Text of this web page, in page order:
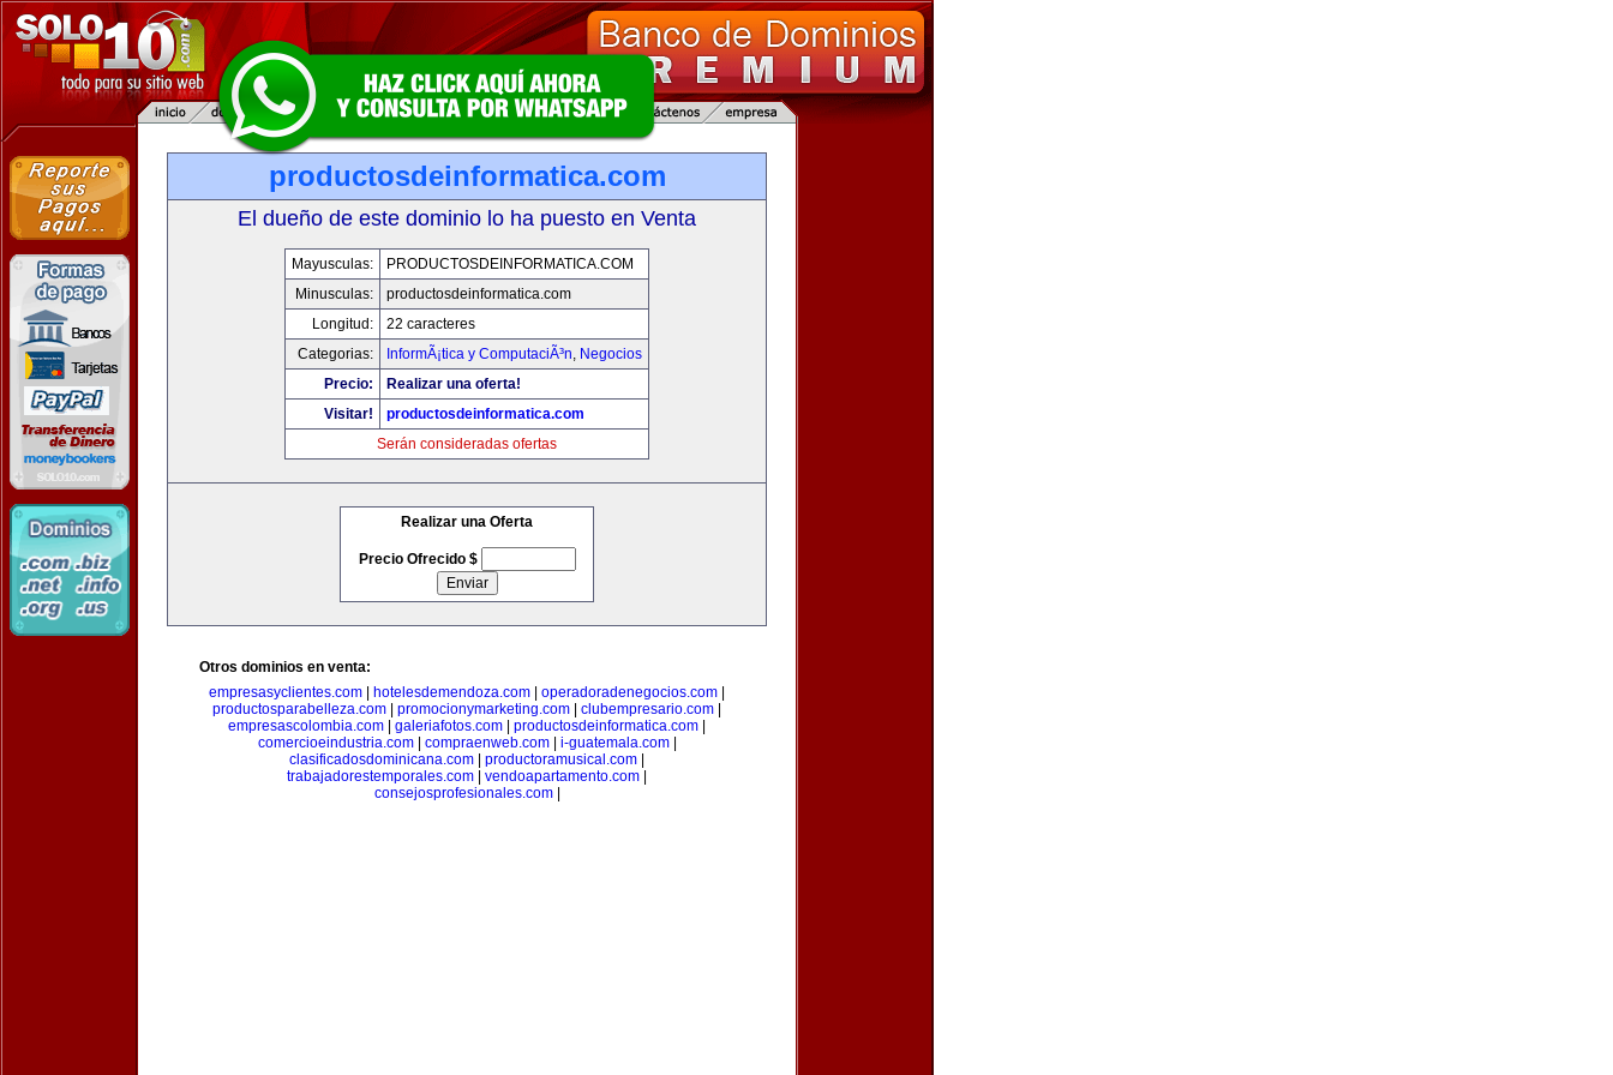
productosdeinformatica.com
El dueño de este dominio lo ha puesto en Venta
Mayusculas:
PRODUCTOSDEINFORMATICA.COM
Minusculas:
productosdeinformatica.com
Longitud:
22 caracteres
Categorias:
InformÃ¡tica y ComputaciÃ³n, Negocios
Precio:
Realizar una oferta!
Visitar!
productosdeinformatica.com
Serán consideradas ofertas
Realizar una Oferta
Precio Ofrecido $
Otros dominios en venta:
empresasyclientes.com
hotelesdemendoza.com operadoradenegocios.com
productosparabelleza.com
promocionymarketing.com clubempresario.com
empresascolombia.com
galeriafotos.com productosdeinformatica.com
comercioeindustria.com| compraenweb.com| i-guatemala.com|
clasificadosdominicana.com
productoramusical.com
trabajadorestemporales.com
vendoapartamento.com
consejosprofesionales.com|